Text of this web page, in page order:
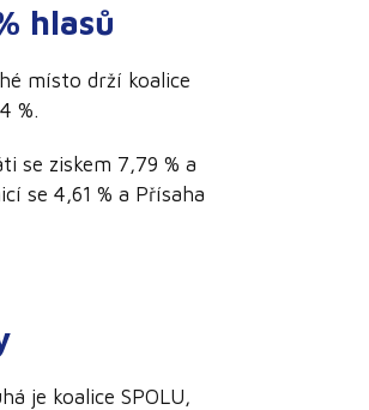
hlasů
místo drží koalice
%.
se ziskem 7,79 % a
se 4,61 % a Přísaha
je koalice SPOLU,